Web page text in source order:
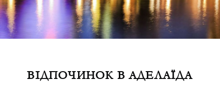
ВІДПОЧИНОК В АДЕЛАЇДА